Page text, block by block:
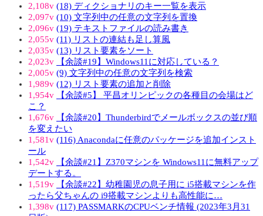
2,108v (18) ディクショナリのキー一覧を表示
2,097v (10) 文字列中の任意の文字列を置換
2,096v (19) テキストファイルの読み書き
2,055v (11) リストの連結も足し算風
2,035v (13) リスト要素をソート
2,023v
【余談#19】Windows11に対応している？
2,005v (9) 文字列中の任意の文字列を検索
1,989v (12) リスト要素の追加と削除
1,954v
【余談#5】 平昌オリンピックの各種目の会場はど
こ？
1,676v
【余談#20】Thunderbirdでメールボックスの並び順
を変えたい
1,581v (116) Anacondaに任意のパッケージを追加インスト
ール
1,542v
【余談#21】Z370マシンを Windows11に無料アップ
デートする。
1,519v
【余談#22】幼稚園児の息子用に i5搭載マシンを作
ったら父ちゃんの i9搭載マシンよりも高性能に…
1,398v (117) PASSMARKのCPUベンチ情報 (2023年3月31